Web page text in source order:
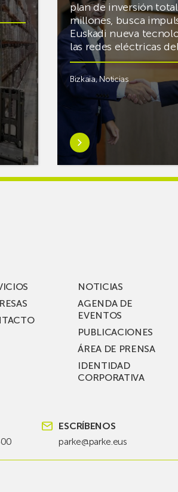
plan de inversión
millones, busca
Euskadi nueva
las redes eléctricas
Bizkaia,Noticias
Saber
más
sobreMikel
Jauregi
de su
inversión total de
36
millones, busca impulsar
las
redes
NOTICIAS
AGENDA DE
EVENTOS
PUBLICACIONES
ÁREA DE PRENSA
IDENTIDAD
CORPORATIVA
ESCRÍBENOS
parke@parke.eus